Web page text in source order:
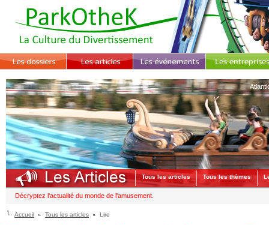
Tous les articles Tous les thèmes
Décryptez l'actualité du monde de l'amusement.
Accueil Tous les articles Lire